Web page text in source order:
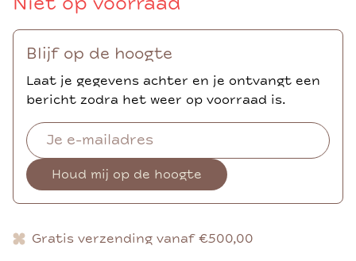
Blijf op de hoogte
Laat je gegevens achter en je ontvangt een
bericht zodra het weer op voorraad is.
Houd mij op de hoogte
Gratis verzending vanaf €500,00